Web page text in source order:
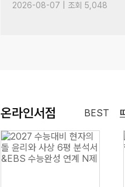
2026-08-07 | 조회 5,048
온라인서점 BEST